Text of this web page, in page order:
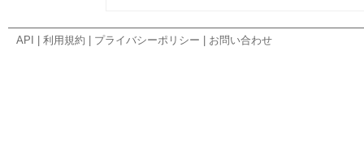
API 利用規約 プライバシーポリシー お問い合わせ